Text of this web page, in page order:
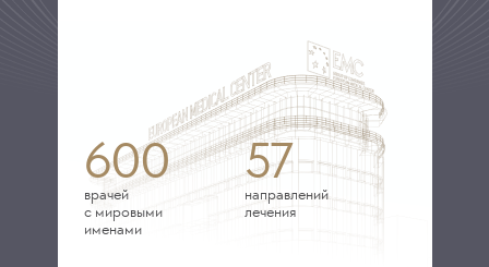
600
врачей
с мировыми
именами
57
направлений
лечения